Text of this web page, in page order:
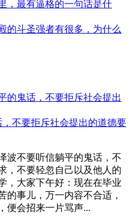
，最有逼格的一句话是什
的斗圣强者有很多，为什么
不要拒斥社会提出的道德要
波不要听信躺平的鬼话，不
，不要轻忽自己以及他人的
，大家下午好：现在在毕业
的事儿，万一内容不合适，
便会招来一片骂声...